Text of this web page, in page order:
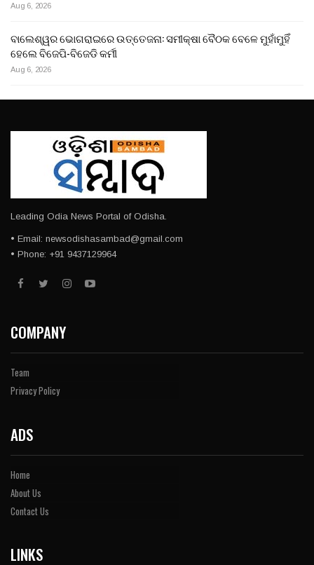
Aug 6, 2026
ବାଲେଶ୍ୱର ଭୋଗରାଇରେ ଉତ୍ତେଜନା: ସମୀକ୍ଷା ବୈଠକ ବେଳେ ମୁହାଁମୁହିଁ
ହେଲେ ବିଜେପି-ବିଜେଡି କର୍ମୀ
Aug 6, 2026
Leading Odia News Portal of Odisha.
• Email: newsodishasambad@gmail.com
• Phone: +91 9437129964
COMPANY
Team
Privacy Policy
ADS
Home
About Us
Contact Us
LINKS